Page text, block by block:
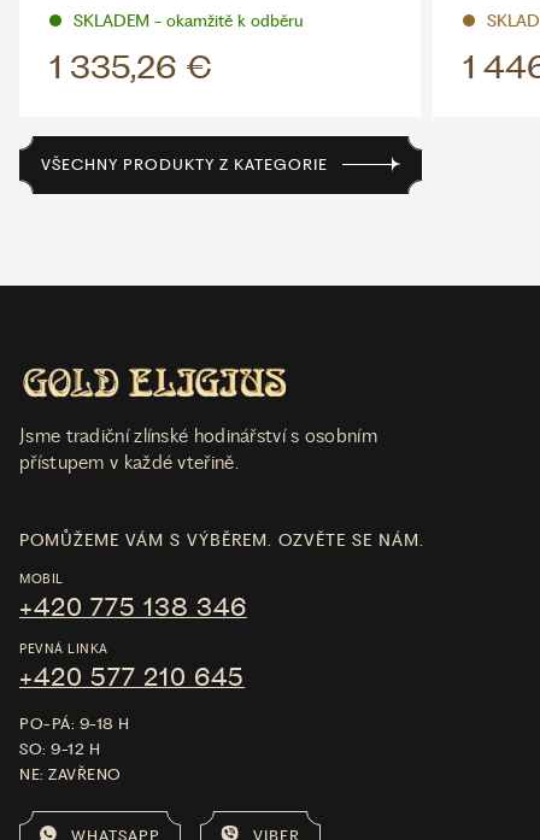
SKLADEM - okamžitě k odběru
1 335,26 € 1
VŠECHNY PRODUKTY Z KATEGORIE
Jsme tradiční zlínské hodinářství s osobním
přístupem v každé vteřině.
POMŮŽEME VÁM S VÝBĚREM. OZVĚTE SE NÁM.
MOBIL
+420 775 138 346
PEVNÁ LINKA
+420 577 210 645
PO-PÁ: 9-18 H
SO: 9-12 H
NE: ZAVŘENO
WHATSAPP VIBER